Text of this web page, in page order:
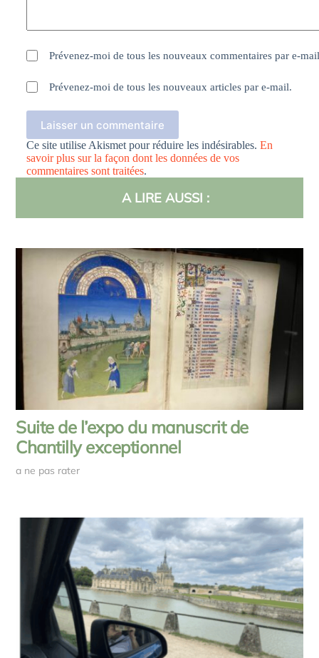
Prévenez-moi de tous les nouveaux commentaires par e-
Prévenez-moi de tous les nouveaux articles par e-mail.
Laisser un commentaire
Ce site utilise Akismet pour réduire les indésirables.En
savoir plus sur la façon dont les données de vos
commentaires sont traitées.
A LIRE AUSSI :
Suite de l’expo du manuscrit de
Chantilly exceptionnel
a ne pas rater